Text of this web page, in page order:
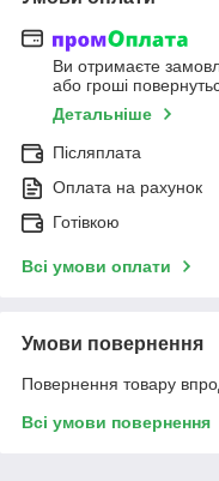
Ви отримаєте
або гроші
Детальніше
Післяплата
Оплата на рахунок
Готівкою
Всі умови оплати
Умови повернення
Повернення товару
Всі умови повернення